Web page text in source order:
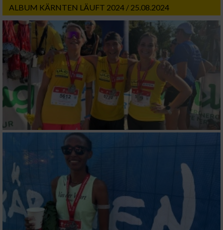
ALBUM KÄRNTEN LÄUFT 2024 / 25.08.2024